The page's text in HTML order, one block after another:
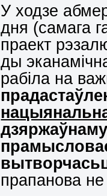
У ходзе
дня (самага
праект
ды
рабіла на
прапанова